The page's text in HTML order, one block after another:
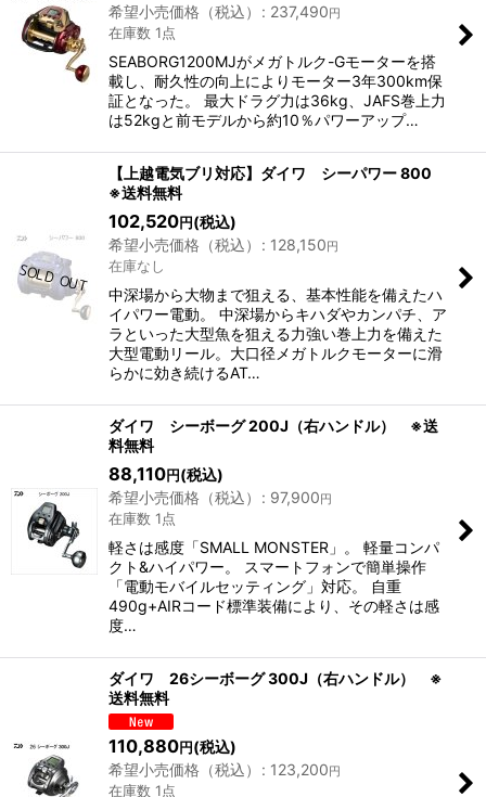
希望小売価格（税込）
: 237,490円
在庫数 1点
SEABORG1200MJがメガトルク-Gモーターを搭
載し、耐久性の向上によりモーター3年300km保
証となった。 最大ドラグ力は36kg、JAFS巻上力
は52kgと前モデルから約10％パワーアップ…
【上越電気ブリ対応】ダイワ シーパワー 800
※送料無料
102,520円(税込)
希望小売価格（税込）
: 128,150円
在庫なし
中深場から大物まで狙える、基本性能を備えたハ
イパワー電動。 中深場からキハダやカンパチ、ア
ラといった大型魚を狙える力強い巻上力を備えた
大型電動リール。大口径メガトルクモーターに滑
らかに効き続けるAT…
ダイワ シーボーグ 200J（右ハンドル） ※送
料無料
88,110円(税込)
希望小売価格（税込）
: 97,900円
在庫数 1点
軽さは感度「SMALL MONSTER」。 軽量コンパ
クト&ハイパワー。 スマートフォンで簡単操作
「電動モバイルセッティング」対応。 自重
490g+AIRコード標準装備により、その軽さは感
度…
ダイワ 26シーボーグ 300J（右ハンドル） ※
送料無料
110,880円 (税込)
希望小売価格（税込）
: 123,200 円
在庫数 1点